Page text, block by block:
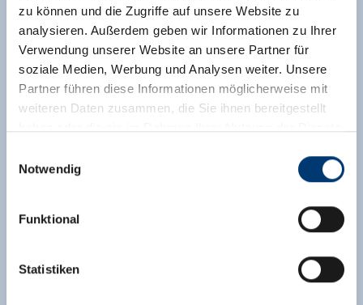
zu können und die Zugriffe auf unsere Website zu
analysieren. Außerdem geben wir Informationen zu Ihrer
Verwendung unserer Website an unsere Partner für
soziale Medien, Werbung und Analysen weiter. Unsere
Partner führen diese Informationen möglicherweise mit
weiteren Daten zusammen, die Sie ihnen bereitgestellt
Rohr 23// A-6280 Zell am Ziller
www.zillertalarena.com
Notwendig
Funktional
Statistiken